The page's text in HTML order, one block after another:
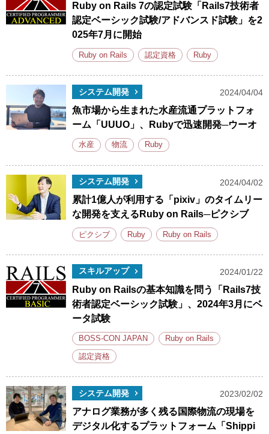
Ruby on Rails 7の認定試験「Rails7技術者
認定ベーシック試験/アドバンスド試験」を2
025年7月に開始
Ruby on Rails 認定資格 Ruby
システム開発 2024/04/04
魚市場から生まれた水産流通プラットフォ
ーム「UUUO」、Rubyで迅速開発─ウーオ
水産 物流 Ruby
システム開発 2024/04/02
累計1億人が利用する「pixiv」のタイムリー
な開発を支えるRuby on Rails─ピクシブ
ピクシブ Ruby Ruby on Rails
スキルアップ 2024/01/22
Ruby on Railsの基本知識を問う「Rails7技
術者認定ベーシック試験」、2024年3月にベ
ータ試験
BOSS-CON JAPAN Ruby on Rails
認定資格
システム開発 2023/02/02
アナログ業務が多く残る国際物流の現場を
デジタル化するプラットフォーム「Shippi